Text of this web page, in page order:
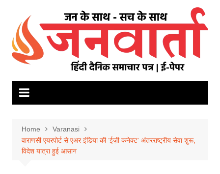
content
Home
Varanasi
वाराणसी एयरपोर्ट से एअर इंडिया की ‘ईज़ी कनेक्ट’ अंतरराष्ट्रीय सेवा शुरू,
विदेश यात्रा हुई आसान